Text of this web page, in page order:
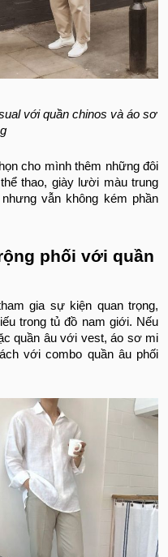
với quần chinos và áo sơ
cho mình thêm những đôi
thao, giày lười màu trung
vẫn không kém phần
phối với quần
gia sự kiện quan trọng,
trong tủ đồ nam giới. Nếu
quần âu với vest, áo sơ mi
với combo quần âu phối